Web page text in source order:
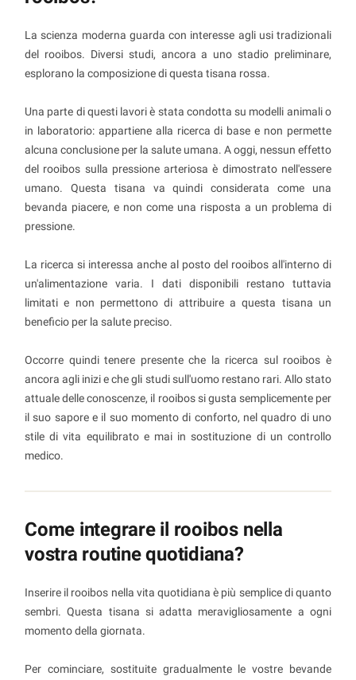
La scienza moderna guarda con interesse agli usi tradizionali
del rooibos. Diversi studi, ancora a uno stadio preliminare,
esplorano la composizione di questa tisana rossa.
Una parte di questi lavori è stata condotta su modelli animali o
in laboratorio: appartiene alla ricerca di base e non permette
alcuna conclusione per la salute umana. A oggi, nessun effetto
del rooibos sulla pressione arteriosa è dimostrato nell'essere
umano. Questa tisana va quindi considerata come una
bevanda piacere, e non come una risposta a un problema di
pressione.
La ricerca si interessa anche al posto del rooibos all'interno di
un'alimentazione varia. I dati disponibili restano tuttavia
limitati e non permettono di attribuire a questa tisana un
beneficio per la salute preciso.
Occorre quindi tenere presente che la ricerca sul rooibos è
ancora agli inizi e che gli studi sull'uomo restano rari. Allo stato
attuale delle conoscenze, il rooibos si gusta semplicemente per
il suo sapore e il suo momento di conforto, nel quadro di uno
stile di vita equilibrato e mai in sostituzione di un controllo
medico.
Come integrare il rooibos nella
vostra routine quotidiana?
Inserire il rooibos nella vita quotidiana è più semplice di quanto
sembri. Questa tisana si adatta meravigliosamente a ogni
momento della giornata.
Per cominciare, sostituite gradualmente le vostre bevande